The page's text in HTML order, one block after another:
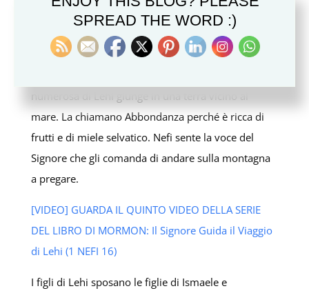
Mormon: Il Signore Comanda a Nefi di Costruire
una Nave (1 Nefi 17–18)
mare. La chiamano Abbondanza perché è ricca di
frutti e di miele selvatico. Nefi sente la voce del
Signore che gli comanda di andare sulla montagna
a pregare.
[VIDEO] GUARDA IL QUINTO VIDEO DELLA SERIE
DEL LIBRO DI MORMON: Il Signore Guida il Viaggio
di Lehi (1 NEFI 16)
I figli di Lehi sposano le figlie di Ismaele e
SPREAD THE WORD :)